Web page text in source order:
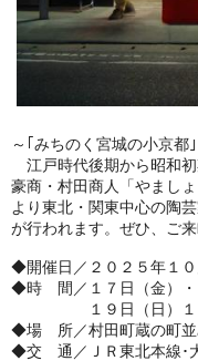
～｢みちのく宮城の小京都
江戸時代後期から昭和
豪商・村田商人「やまし
より東北・関東中心の陶
が行われます。ぜひ、ご来
◆開催日／２０２５年１０
◆時 間／１７日（金）・
１９日（日）１０
◆場 所／村田町蔵の町並
◆交 通／ＪＲ東北本線･